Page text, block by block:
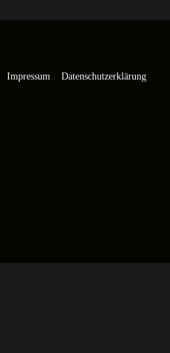
Impressum Datenschutzerklärung